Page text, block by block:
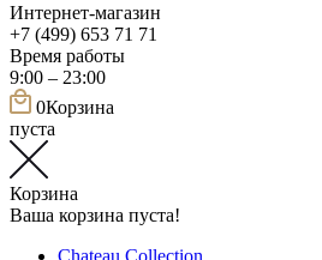
Интернет-магазин
+7 (499) 653 71 71
Время работы
9:00 – 23:00
0Корзина
пуста
Корзина
Ваша корзина пуста!
Chateau Collection